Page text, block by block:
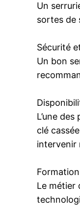
Un
sortes de
Sécurité
Un bon
L’une
clé
intervenir
Le métier